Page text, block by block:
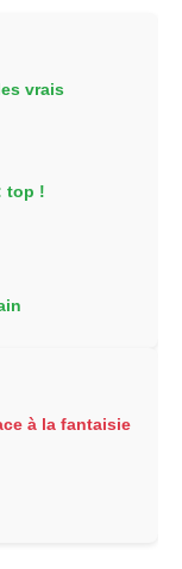
vrais
top !
à la fantaisie